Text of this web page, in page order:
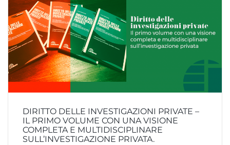
DIRITTO DELLE INVESTIGAZIONI PRIVATE –
IL PRIMO VOLUME CON UNA VISIONE
COMPLETA E MULTIDISCIPLINARE
SULL’INVESTIGAZIONE PRIVATA.